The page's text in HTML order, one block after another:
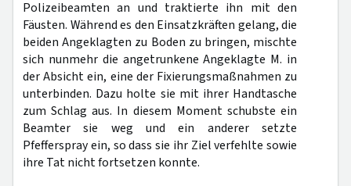
Polizeibeamten an und traktierte ihn mit den
Fäusten. Während es den Einsatzkräften gelang, die
beiden Angeklagten zu Boden zu bringen, mischte
sich nunmehr die angetrunkene Angeklagte M. in
der Absicht ein, eine der Fixierungsmaßnahmen zu
unterbinden. Dazu holte sie mit ihrer Handtasche
zum Schlag aus. In diesem Moment schubste ein
Beamter sie weg und ein anderer setzte
Pfefferspray ein, so dass sie ihr Ziel verfehlte sowie
ihre Tat nicht fortsetzen konnte.